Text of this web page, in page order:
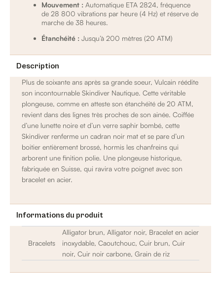
Mouvement : Automatique ETA 2824, fréquence
de 28 800 vibrations par heure (4 Hz) et réserve de
marche de 38 heures.
Étanchéité : Jusqu’à 200 mètres (20 ATM)
Description
Plus de soixante ans après sa grande soeur, Vulcain réédite
son incontournable Skindiver Nautique. Cette véritable
plongeuse, comme en atteste son étanchéité de 20 ATM,
revient dans des lignes très proches de son ainée. Coiffée
d’une lunette noire et d’un verre saphir bombé, cette
Skindiver renferme un cadran noir mat et se pare d’un
boitier entièrement brossé, hormis les chanfreins qui
arborent une finition polie. Une plongeuse historique,
fabriquée en Suisse, qui ravira votre poignet avec son
bracelet en acier.
Informations du produit
Bracelets
Alligator brun, Alligator noir, Bracelet en acier
inoxydable, Caoutchouc, Cuir brun, Cuir
noir, Cuir noir carbone, Grain de riz